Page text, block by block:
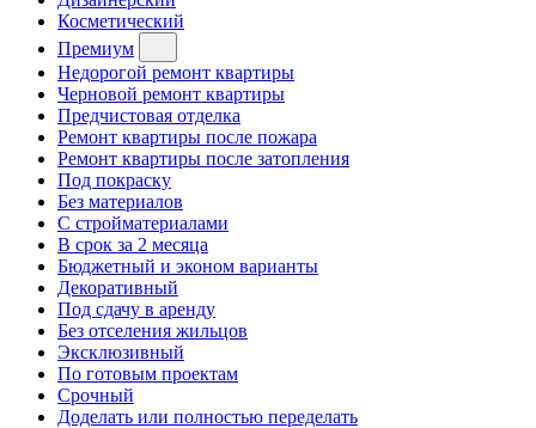
Косметический
Премиум
Недорогой ремонт квартиры
Черновой ремонт квартиры
Предчистовая отделка
Ремонт квартиры после пожара
Ремонт квартиры после затопления
Под покраску
Без материалов
С стройматериалами
В срок за 2 месяца
Бюджетный и эконом варианты
Декоративный
Под сдачу в аренду
Без отселения жильцов
Эксклюзивный
По готовым проектам
Срочный
Доделать или полностью переделать